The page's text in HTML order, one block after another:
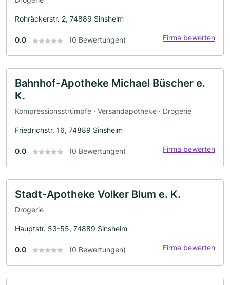
Rohräckerstr. 2, 74889 Sinsheim
0.0 (0 Bewertungen) Firma bewerten
Bahnhof-Apotheke Michael Büscher e.
K.
Kompressionsstrümpfe · Versandapotheke · Drogerie
Friedrichstr. 16, 74889 Sinsheim
0.0 (0 Bewertungen) Firma bewerten
Stadt-Apotheke Volker Blum e. K.
Drogerie
Hauptstr. 53-55, 74889 Sinsheim
0.0 (0 Bewertungen) Firma bewerten